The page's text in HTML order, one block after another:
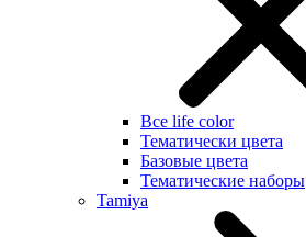
Все life color
Тематически цвета
Базовые цвета
Тематические наборы
Tamiya